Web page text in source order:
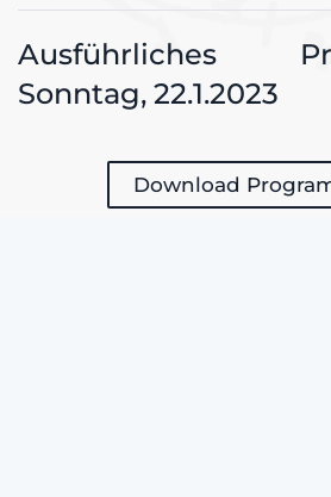
Ausführliches
Sonntag, 22.1.2023
Download